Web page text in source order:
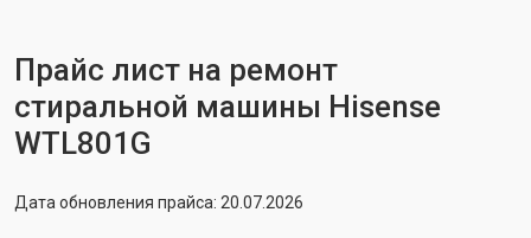
Прайс лист на ремонт
стиральной машины Hisense
WTL801G
Дата обновления прайса: 20.07.2026